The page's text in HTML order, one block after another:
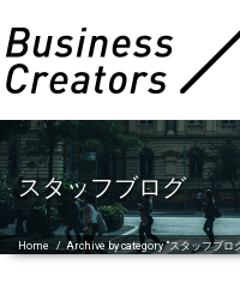
スタッフブログ
Home /Archive by category "スタッフブロ